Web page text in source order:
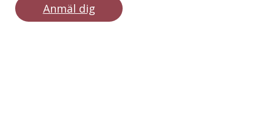
Anmäl dig